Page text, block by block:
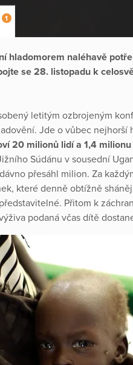
1
hladomorem naléhavě
se 28. listopadu k
letitým ozbrojeným
Jde o vůbec nejhorší
20 milionů lidí a 1,4
Súdánu v sousední
přesáhl milion. Za
které denně obtížně
Přitom k
podaná včas dítě